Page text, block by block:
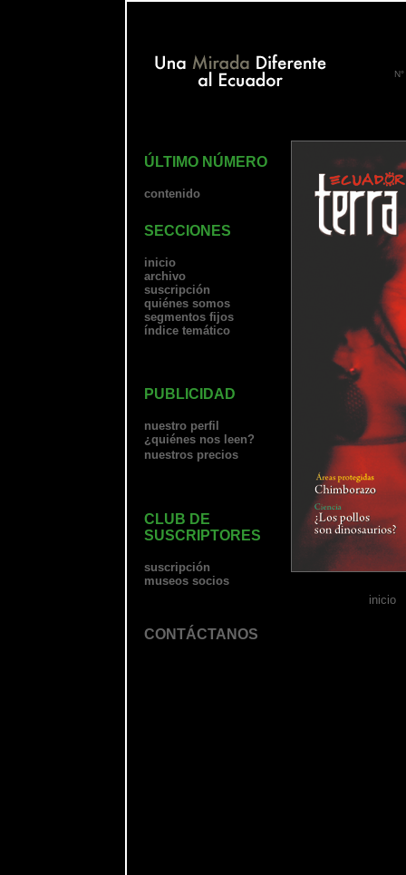
ÚLTIMO NÚMERO
contenido
SECCIONES
inicio
archivo
suscripción
quiénes somos
segmentos fijos
índice temático
PUBLICIDAD
nuestro perfil
¿quiénes nos leen?
nuestros precios
CLUB DE
SUSCRIPTORES
suscripción
museos socios
CONTÁCTANOS
inicio-